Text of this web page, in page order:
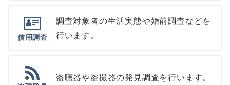
信用調査
調査対象者の生活実態や婚前調査などを
行います。
盗聴器や盗撮器の発見調査を行います。